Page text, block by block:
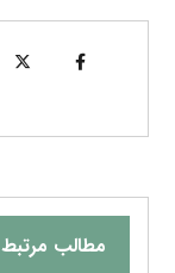
مطالب مرتبط